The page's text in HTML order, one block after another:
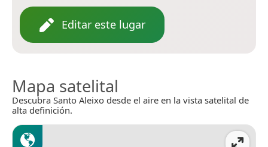
Editar este lugar
Mapa satelital
Descubra Santo Aleixo desde el aire en la vista satelital de
alta definición.